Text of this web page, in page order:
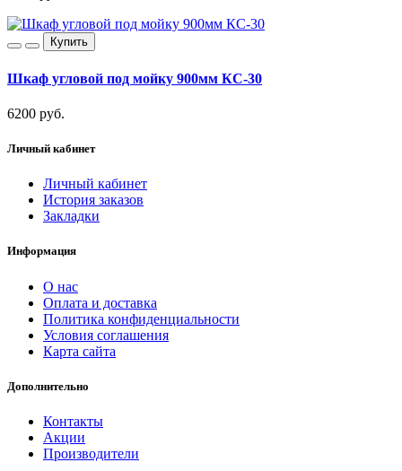
Купить
Шкаф угловой под мойку 900мм КС-30
6200 руб.
Личный кабинет
Личный кабинет
История заказов
Закладки
Информация
О нас
Оплата и доставка
Политика конфиденциальности
Условия соглашения
Карта сайта
Дополнительно
Контакты
Акции
Производители